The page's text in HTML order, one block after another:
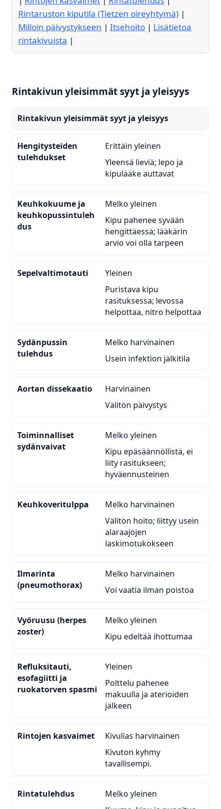
Rintaruston kiputila (Tietzen oireyhtymä) |
Milloin päivystykseen | Itsehoito | Lisätietoa
rintakivuista |
Rintakivun yleisimmät syyt ja yleisyys
Rintakivun yleisimmät syyt ja yleisyys
Hengitysteiden
tulehdukset
Erittäin yleinen
Yleensä lieviä; lepo ja
kipulääke auttavat
Keuhkokuume ja
keuhkopussintuleh
dus
Melko yleinen
Kipu pahenee syvään
hengittäessä; lääkärin
arvio voi olla tarpeen
Sepelvaltimotauti
Yleinen
Puristava kipu
rasituksessa; levossa
helpottaa, nitro helpottaa
Sydänpussin
tulehdus
Melko harvinainen
Usein infektion jälkitila
Aortan dissekaatio
Harvinainen
Välitön päivystys
Toiminnalliset
sydänvaivat
Melko yleinen
Kipu epäsäännöllistä, ei
liity rasitukseen;
hyväennusteinen
Keuhkoveritulppa
Melko harvinainen
Välitön hoito; liittyy usein
alaraajojen
laskimotukokseen
Ilmarinta
(pneumothorax)
Melko harvinainen
Voi vaatia ilman poistoa
Vyöruusu (herpes
zoster)
Melko yleinen
Kipu edeltää ihottumaa
Refluksitauti,
esofagiitti ja
ruokatorven spasmi
Yleinen
Polttelu pahenee
makuulla ja aterioiden
jälkeen
Rintojen kasvaimet
Kivulias harvinainen
Kivuton kyhmy
tavallisempi.
Rintatulehdus
Melko yleinen